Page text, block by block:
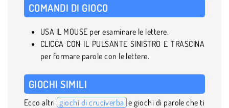
COMANDI DI GIOCO
USA IL MOUSE per esaminare le lettere.
CLICCA CON IL PULSANTE SINISTRO E TRASCINA
per formare parole con le lettere.
GIOCHI SIMILI
Ecco altri giochi di cruciverba e giochi di parole che ti